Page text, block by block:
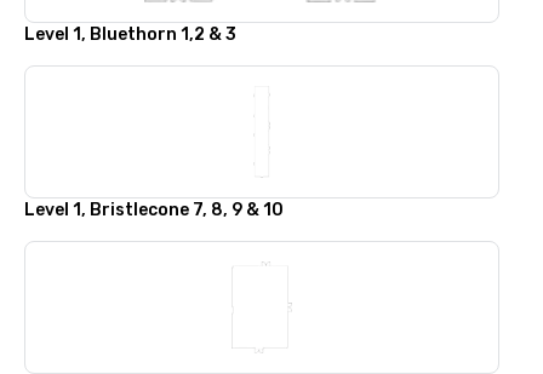
Level 1, Bluethorn 1,2 & 3
Level 1, Bristlecone 7, 8, 9 & 10